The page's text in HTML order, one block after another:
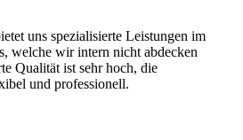
uns spezialisierte Leistungen im
welche wir intern nicht abdecken
Qualität ist sehr hoch, die
und professionell.